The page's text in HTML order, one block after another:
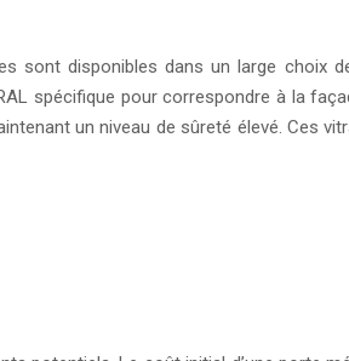
sont disponibles dans un large choix
spécifique pour correspondre à la
un niveau de sûreté élevé. Ces